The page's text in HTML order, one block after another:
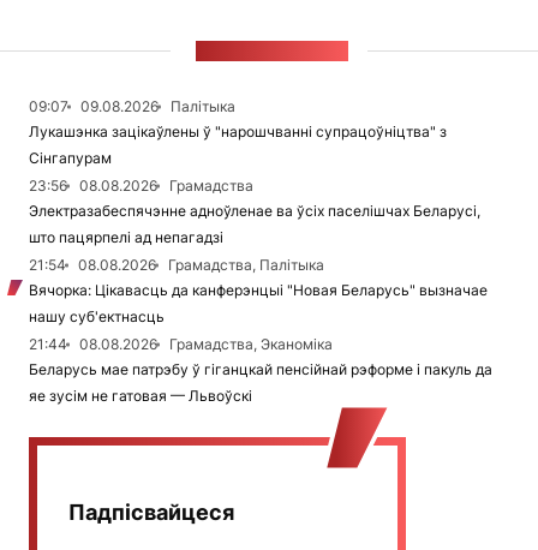
09:07 09.08.2026
Палітыка
Лукашэнка зацікаўлены ў "нарошчванні супрацоўніцтва" з
Сінгапурам
23:56
08.08.2026
Грамадства
Электразабеспячэнне адноўленае ва ўсіх паселішчах Беларусі,
што пацярпелі ад непагадзі
21:54
08.08.2026
Грамадства, Палітыка
Вячорка: Цікавасць да канферэнцыі "Новая Беларусь" вызначае
нашу суб'ектнасць
21:44
08.08.2026
Грамадства, Эканоміка
Беларусь мае патрэбу ў гіганцкай пенсійнай рэформе і пакуль да
яе зусім не гатовая — Львоўскі
Падпісвайцеся